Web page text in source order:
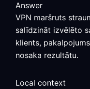
Answer
VPN maršruts
salīdzināt izvēlēto
klients,
nosaka rezultātu.
Local context